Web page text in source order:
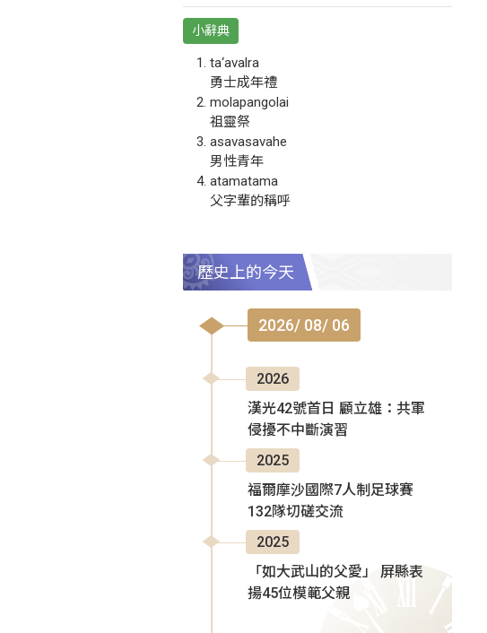
小辭典
ta‘avalra
勇士成年禮
molapangolai
祖靈祭
asavasavahe
男性青年
atamatama
父字輩的稱呼
歷史上的今天
2026/ 08/ 06
2026
漢光42號首日 顧立雄：共軍
侵擾不中斷演習
2025
福爾摩沙國際7人制足球賽
132隊切磋交流
2025
「如大武山的父愛」 屏縣表
揚45位模範父親